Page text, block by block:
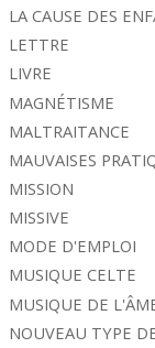
LA CAUSE DES
LETTRE
LIVRE
MAGNÉTISME
MALTRAITANCE
MAUVAISES
MISSION
MISSIVE
MODE D'EMPLOI
MUSIQUE CELTE
MUSIQUE DE
NOUVEAU TYPE